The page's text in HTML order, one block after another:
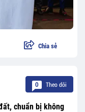
Chia sẻ
0 Theo dõi
chuẩn bị không